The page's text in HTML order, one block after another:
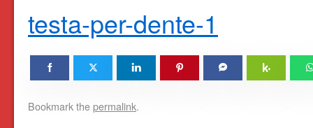
testa-per-dente-1
Bookmark thepermalink.